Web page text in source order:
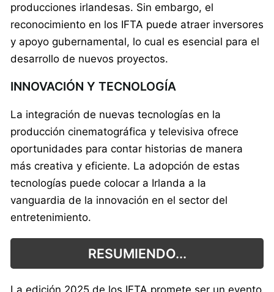
producciones irlandesas. Sin embargo, el
reconocimiento en los IFTA puede atraer inversores
y apoyo gubernamental, lo cual es esencial para el
desarrollo de nuevos proyectos.
INNOVACIÓN Y TECNOLOGÍA
La integración de nuevas tecnologías en la
producción cinematográfica y televisiva ofrece
oportunidades para contar historias de manera
más creativa y eficiente. La adopción de estas
tecnologías puede colocar a Irlanda a la
vanguardia de la innovación en el sector del
entretenimiento.
RESUMIENDO...